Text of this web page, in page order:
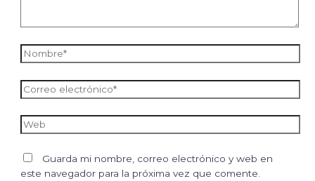
Nombre*
Correo
electrónico*
Web
Guarda mi nombre, correo electrónico y web en
este navegador para la próxima vez que comente.